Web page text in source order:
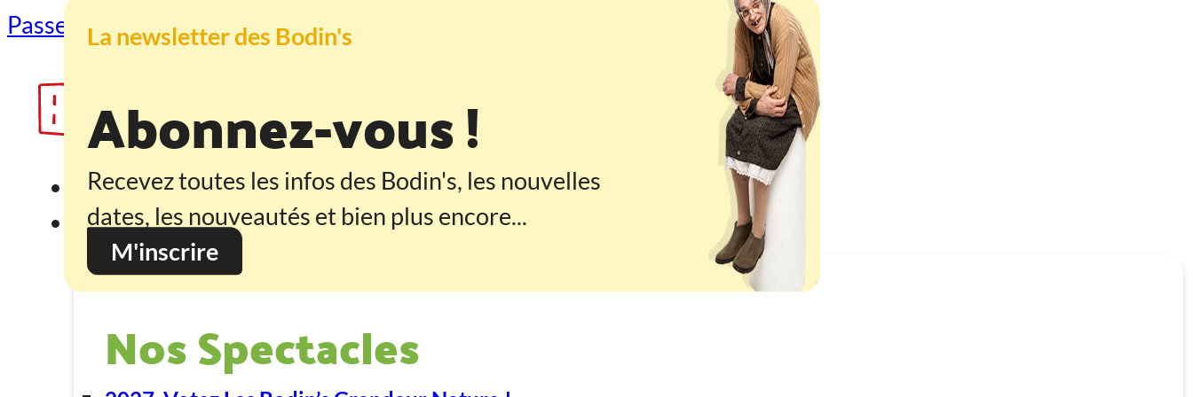
Passer au contenu principal Passer au pied de page
Accueil
Programmation
Nos Spectacles
La newsletter des Bodin's
Abonnez-vous !
Recevez toutes les infos des Bodin's, les nouvelles
dates, les nouveautés et bien plus encore...
M'inscrire